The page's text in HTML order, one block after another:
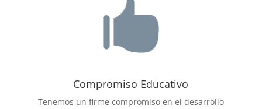
Compromiso Educativo
Tenemos un firme compromiso en el desarrollo